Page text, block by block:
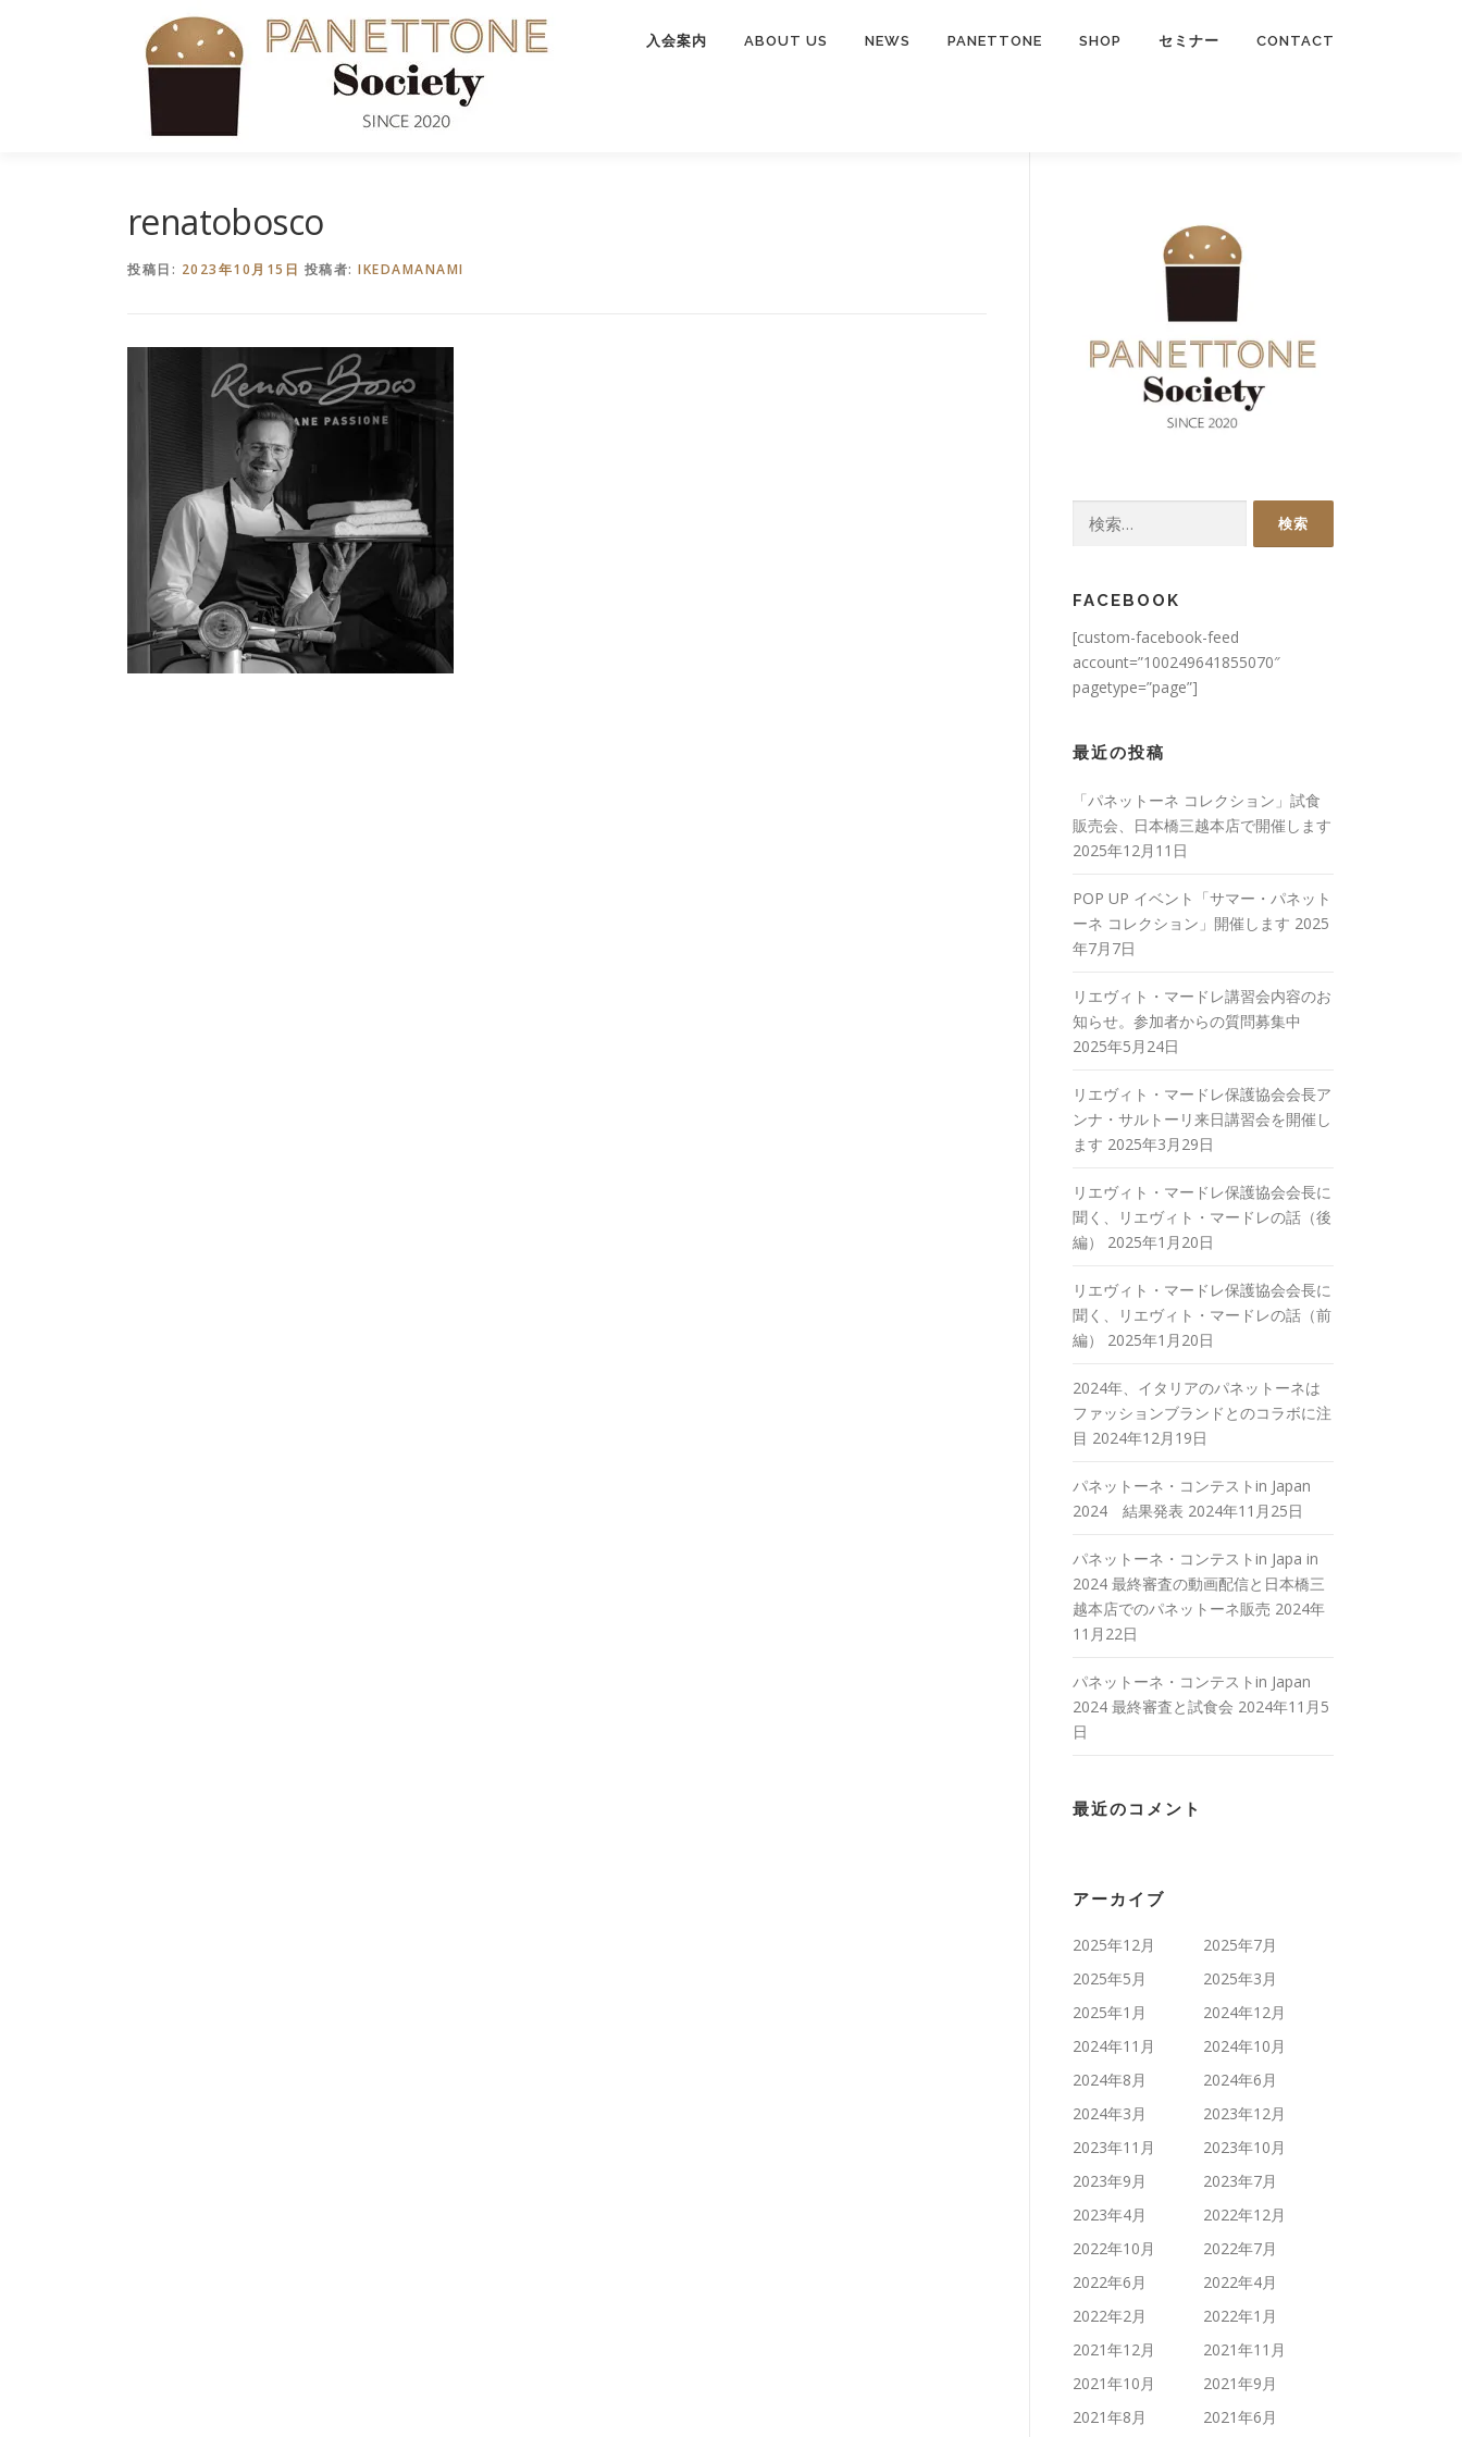
入会案内 ABOUT US NEWS PANETTONE SHOP セミナー CONTACT
renatobosco
投稿日: 2023年10月15日 投稿者: IKEDAMANAMI
FACEBOOK
[custom-facebook-feed
account=”100249641855070″
pagetype=”page”]
最近の投稿
「パネットーネ コレクション」試食
販売会、日本橋三越本店で開催します
2025年12月11日
POP UP イベント「サマー・パネット
ーネ コレクション」開催します 2025
年7月7日
リエヴィト・マードレ講習会内容のお
知らせ。参加者からの質問募集中
2025年5月24日
リエヴィト・マードレ保護協会会長ア
ンナ・サルトーリ来日講習会を開催し
ます 2025年3月29日
リエヴィト・マードレ保護協会会長に
聞く、リエヴィト・マードレの話（後
編）
2025年1月20日
リエヴィト・マードレ保護協会会長に
聞く、リエヴィト・マードレの話（前
編）
2025年1月20日
2024年、イタリアのパネットーネは
ファッションブランドとのコラボに注
目 2024年12月19日
パネットーネ・コンテストin Japan
2024 結果発表 2024年11月25日
パネットーネ・コンテストin Japa in
2024 最終審査の動画配信と日本橋三
越本店でのパネットーネ販売 2024年
11月22日
パネットーネ・コンテストin Japan
2024 最終審査と試食会 2024年11月5
日
最近のコメント
アーカイブ
2025年12月
2025年7月
2025年5月
2025年3月
2025年1月
2024年12月
2024年11月
2024年10月
2024年8月
2024年6月
2024年3月
2023年12月
2023年11月
2023年10月
2023年9月
2023年7月
2023年4月
2022年12月
2022年10月
2022年7月
2022年6月
2022年4月
2022年2月
2022年1月
2021年12月
2021年11月
2021年10月
2021年9月
2021年8月
2021年6月